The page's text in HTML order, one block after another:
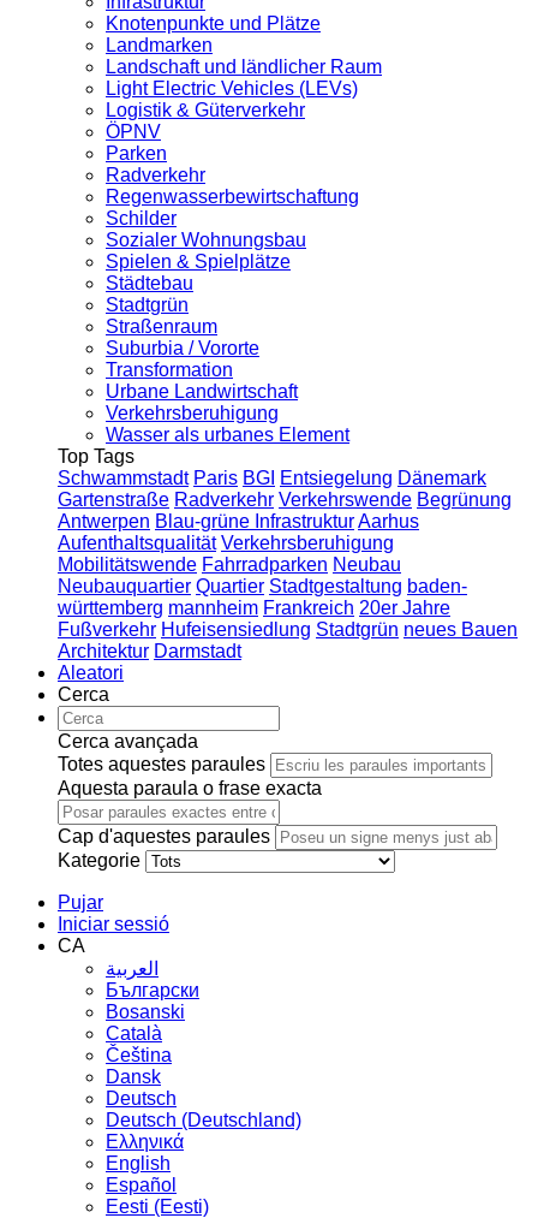
Knotenpunkte und Plätze
Landmarken
Landschaft und ländlicher Raum
Light Electric Vehicles (LEVs)
Logistik & Güterverkehr
ÖPNV
Parken
Radverkehr
Regenwasserbewirtschaftung
Schilder
Sozialer Wohnungsbau
Spielen & Spielplätze
Städtebau
Stadtgrün
Straßenraum
Suburbia / Vororte
Transformation
Urbane Landwirtschaft
Verkehrsberuhigung
Wasser als urbanes Element
Top Tags
Schwammstadt Paris BGI Entsiegelung Dänemark
Gartenstraße Radverkehr Verkehrswende Begrünung
Antwerpen Blau-grüne InfrastrukturAarhus
Aufenthaltsqualität Verkehrsberuhigung
Mobilitätswende Fahrradparken Neubau
Neubauquartier Quartier Stadtgestaltung baden-
württemberg mannheim Frankreich 20er Jahre
Fußverkehr Hufeisensiedlung Stadtgrün neues Bauen
Architektur Darmstadt
Aleatori
Cerca
Cerca avançada
Totes aquestes paraules
Aquesta paraula o frase exacta
Cap d'aquestes paraules
Kategorie
Pujar
Iniciar sessió
CA
العربية
Български
Bosanski
Сatalà
Čeština
Dansk
Deutsch
Deutsch (Deutschland)
Ελληνικά
English
Español
Eesti (Eesti)